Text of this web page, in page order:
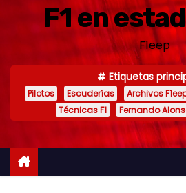
i
F1 en
F1eep
Etiquetas
Pilotos Escuderías Archivos
Técnicas F1
Fernando